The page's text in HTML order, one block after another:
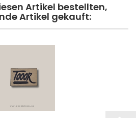
Artikel bestellten,
Artikel gekauft: